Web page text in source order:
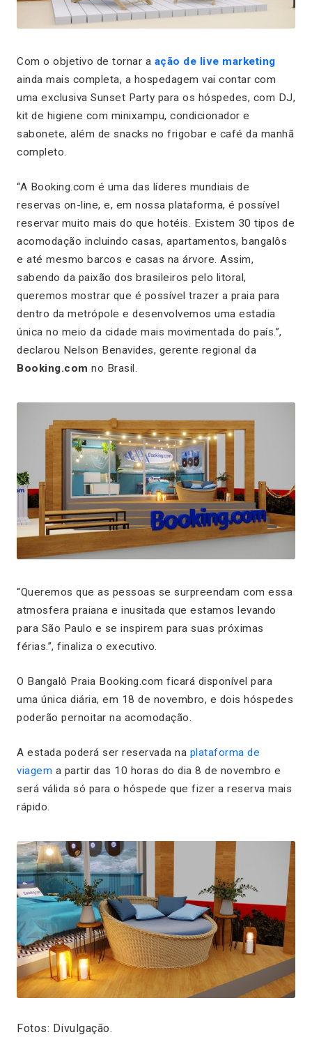
Com o objetivo de tornar a ação de live marketing
ainda mais completa, a hospedagem vai contar com
uma exclusiva Sunset Party para os hóspedes, com DJ,
kit de higiene com minixampu, condicionador e
sabonete, além de snacks no frigobar e café da manhã
completo.
“A Booking.com é uma das líderes mundiais de
reservas on-line, e, em nossa plataforma, é possível
reservar muito mais do que hotéis. Existem 30 tipos de
acomodação incluindo casas, apartamentos, bangalôs
e até mesmo barcos e casas na árvore. Assim,
sabendo da paixão dos brasileiros pelo litoral,
queremos mostrar que é possível trazer a praia para
dentro da metrópole e desenvolvemos uma estadia
única no meio da cidade mais movimentada do país.”,
declarou Nelson Benavides, gerente regional da
Booking.com no Brasil.
“Queremos que as pessoas se surpreendam com essa
atmosfera praiana e inusitada que estamos levando
para São Paulo e se inspirem para suas próximas
férias.”, finaliza o executivo.
O Bangalô Praia Booking.com ficará disponível para
uma única diária, em 18 de novembro, e dois hóspedes
poderão pernoitar na acomodação.
A estada poderá ser reservada na plataforma de
viagem a partir das 10 horas do dia 8 de novembro e
será válida só para o hóspede que fizer a reserva mais
rápido.
Fotos: Divulgação.